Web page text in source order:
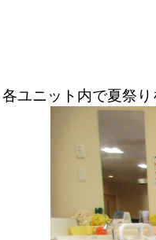
ユニット内で夏祭